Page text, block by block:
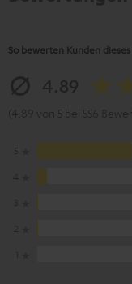
So bewerten Kunden